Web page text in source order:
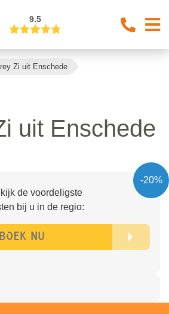
9.5
Zi uit Enschede
uit Enschede
-20%
de voordeligste
bij u in de regio: